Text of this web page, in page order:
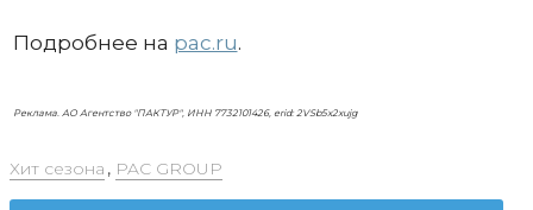
Подробнее на pac.ru.
Реклама. АО Агентство "ПАКТУР", ИНН 7732101426, erid: 2VSb5x2xujg
Хит сезона , PAC GROUP